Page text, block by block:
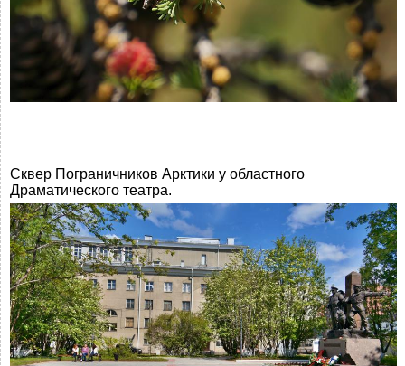
Сквер Пограничников Арктики у областного
Драматического театра.